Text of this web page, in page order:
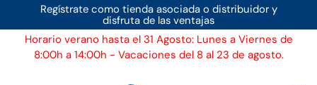
Ir al contenidoRegístrate como tienda asociada o distribuidor y
disfruta de las ventajas
Horario verano hasta el 31 Agosto: Lunes a Viernes de
8:00h a 14:00h - Vacaciones del 8 al 23 de agosto.